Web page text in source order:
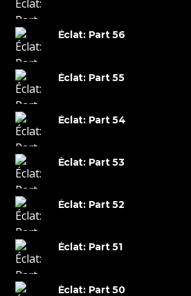
Éclat: Part 56
Éclat: Part 55
Éclat: Part 54
Éclat: Part 53
Éclat: Part 52
Éclat: Part 51
Éclat: Part 50